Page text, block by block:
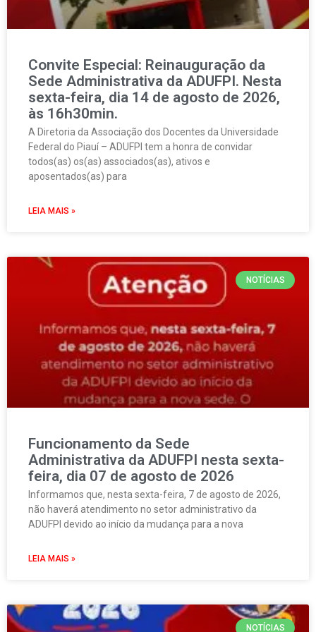
Convite Especial: Reinauguração da
Sede Administrativa da ADUFPI. Nesta
sexta-feira, dia 14 de agosto de 2026,
às 16h30min.
A Diretoria da Associação dos Docentes da Universidade
Federal do Piauí – ADUFPI tem a honra de convidar
todos(as) os(as) associados(as), ativos e
aposentados(as) para
LEIA MAIS »
NOTÍCIAS
Funcionamento da Sede
Administrativa da ADUFPI nesta sexta-
feira, dia 07 de agosto de 2026
Informamos que, nesta sexta-feira, 7 de agosto de 2026,
não haverá atendimento no setor administrativo da
ADUFPI devido ao início da mudança para a nova
LEIA MAIS »
NOTÍCIAS